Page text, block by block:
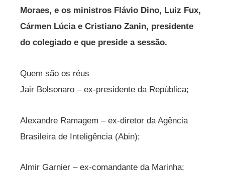
Moraes, e os ministros Flávio Dino, Luiz Fux,
Cármen Lúcia e Cristiano Zanin, presidente
do colegiado e que preside a sessão.
Quem são os réus
Jair Bolsonaro – ex-presidente da República;
Alexandre Ramagem – ex-diretor da Agência
Brasileira de Inteligência (Abin);
Almir Garnier – ex-comandante da Marinha;